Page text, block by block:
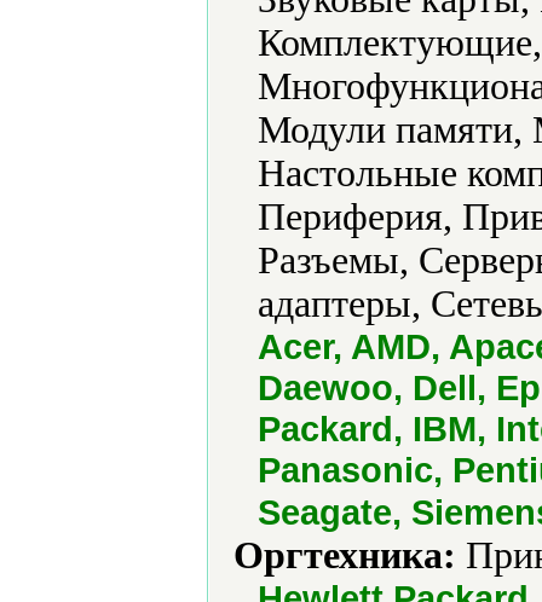
Модули
Настольные
Периферия,
Разъемы,
адаптеры,
Acer, AMD,
Daewoo, Dell,
Packard, IBM,
Panasonic,
Seagate,
Оргтехника: